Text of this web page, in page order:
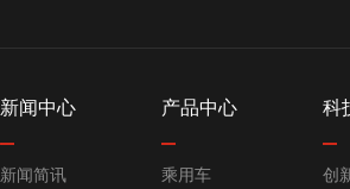
新闻中心
新闻简讯
产品中心
乘用车
科
创